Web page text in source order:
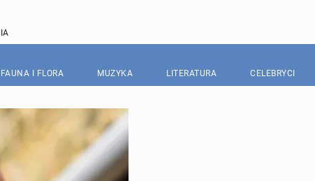
FAUNA I FLORA MUZYKA LITERATURA CELEBRYCI